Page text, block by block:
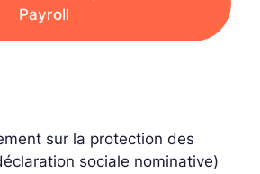
Payroll
sur la protection des
sociale nominative)